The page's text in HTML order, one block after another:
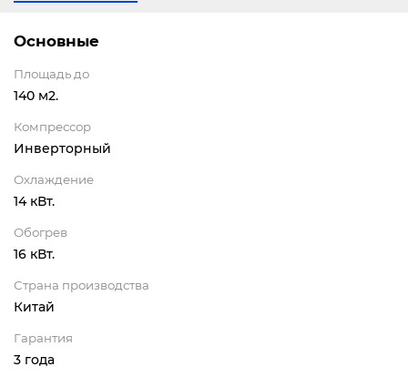
Основные
Площадь до
140 м2.
Компрессор
Инверторный
Охлаждение
14 кВт.
Обогрев
16 кВт.
Страна производства
Китай
Гарантия
3 года